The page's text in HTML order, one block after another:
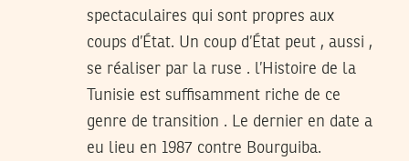
spectaculaires qui sont propres aux
coups d’État. Un coup d’État peut , aussi ,
se réaliser par la ruse . l’Histoire de la
Tunisie est suffisamment riche de ce
genre de transition . Le dernier en date a
eu lieu en 1987 contre Bourguiba.